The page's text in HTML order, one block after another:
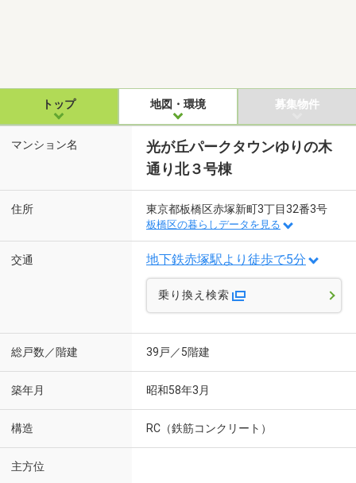
トップ 地図・環境 募集物件
マンション名
光が丘パークタウンゆりの木
通り北３号棟
住所 東京都板橋区赤塚新町3丁目32番3号
板橋区の暮らしデータを見る
交通 地下鉄赤塚駅より徒歩で5分
乗り換え検索
総戸数／階建 39戸／5階建
築年月 昭和58年3月
構造 RC（鉄筋コンクリート）
主方位